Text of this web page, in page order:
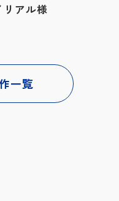
リアル様
一覧